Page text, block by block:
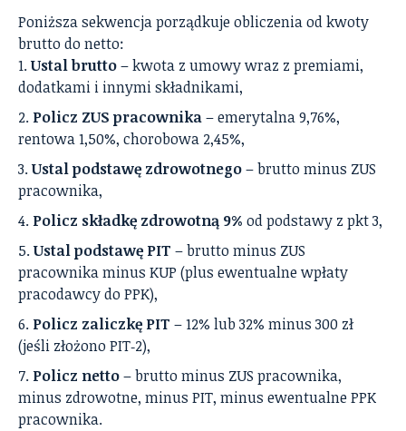
Poniższa sekwencja porządkuje obliczenia od kwoty
brutto do netto:
Ustal brutto– kwota z umowy wraz z premiami,
dodatkami i innymi składnikami,
Policz ZUS pracownika– emerytalna 9,76%,
rentowa 1,50%, chorobowa 2,45%,
Ustal podstawę zdrowotnego– brutto minus ZUS
pracownika,
Policz składkę zdrowotną 9% od podstawy z pkt 3,
Ustal podstawę PIT – brutto minus ZUS
pracownika minus KUP (plus ewentualne wpłaty
pracodawcy do PPK),
Policz zaliczkę PIT – 12% lub 32% minus 300 zł
(jeśli złożono PIT‑2),
Policz netto– brutto minus ZUS pracownika,
minus zdrowotne, minus PIT, minus ewentualne PPK
pracownika.